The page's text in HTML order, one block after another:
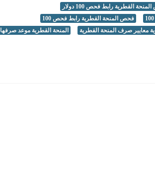
القطرية رابط فحص 100 دولار
فحص المنحة القطرية رابط فحص 100
معايير صرف المنحة القطرية
المنحة القطرية موعد صرفها